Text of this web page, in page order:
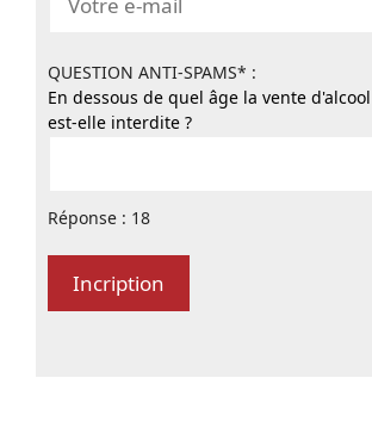
QUESTION ANTI-SPAMS* :
En dessous de quel âge la vente d'alcool
est-elle interdite ?
Réponse : 18